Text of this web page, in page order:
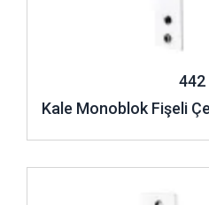
442
Kale Monoblok Fişeli